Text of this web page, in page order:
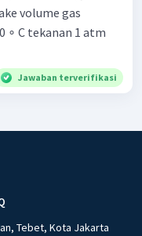
volume gas
∘ C tekanan 1 atm
Jawaban terverifikasi
Tebet, Kota Jakarta